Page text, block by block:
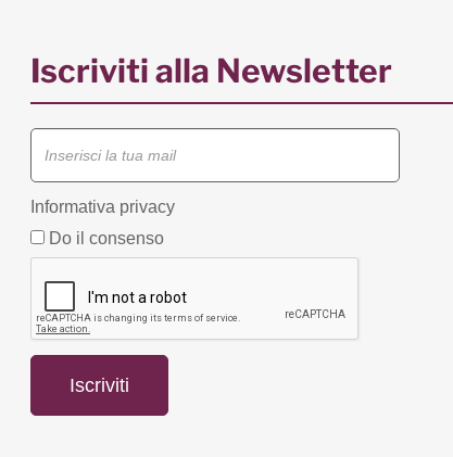
Iscriviti alla Newsletter
Informativa privacy
Do il consenso